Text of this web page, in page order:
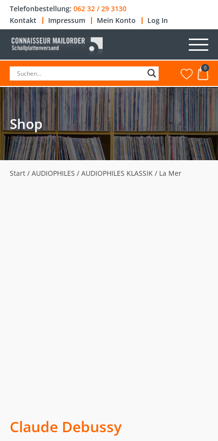
Telefonbestellung: 062 32 / 29 3130
Kontakt
Impressum Mein Konto Log In
0
Shop
Start / AUDIOPHILES / AUDIOPHILES KLASSIK / La Mer
Claude Debussy